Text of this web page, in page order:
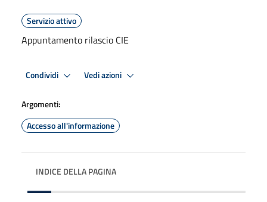
Servizio attivo
Appuntamento rilascio CIE
Condividi Vedi azioni
Argomenti:
Accesso all'informazione
INDICE DELLA PAGINA